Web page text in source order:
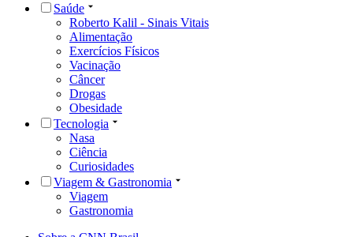
Saúde
Roberto Kalil - Sinais Vitais
Alimentação
Exercícios Físicos
Vacinação
Câncer
Drogas
Obesidade
Tecnologia
Nasa
Ciência
Curiosidades
Viagem & Gastronomia
Viagem
Gastronomia